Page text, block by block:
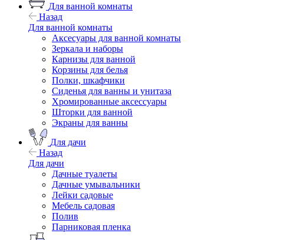
Для ванной комнаты
Назад
Для ванной комнаты
Аксесуары для ванной комнаты
Зеркала и наборы
Карнизы для ванной
Корзины для белья
Полки, шкафчики
Сиденья для ванны и унитаза
Хромированные аксессуары
Шторки для ванной
Экраны для ванны
Для дачи
Назад
Для дачи
Дачные туалеты
Дачные умывальники
Лейки садовые
Мебель садовая
Полив
Парниковая пленка